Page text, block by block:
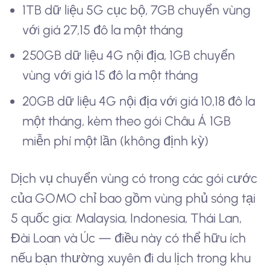
1TB dữ liệu 5G cục bộ, 7GB chuyển vùng
với giá 27,15 đô la một tháng
250GB dữ liệu 4G nội địa, 1GB chuyển
vùng với giá 15 đô la một tháng
20GB dữ liệu 4G nội địa với giá 10,18 đô la
một tháng, kèm theo gói Châu Á 1GB
miễn phí một lần (không định kỳ)
Dịch vụ chuyển vùng có trong các gói cước
của GOMO chỉ bao gồm vùng phủ sóng tại
5 quốc gia: Malaysia, Indonesia, Thái Lan,
Đài Loan và Úc — điều này có thể hữu ích
nếu bạn thường xuyên đi du lịch trong khu